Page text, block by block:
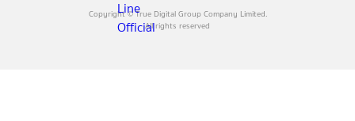
Copyright © True Digital Group Company Limited.
All rights reserved